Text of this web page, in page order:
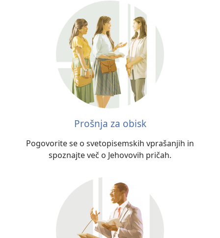
Prošnja za obisk
Pogovorite se o svetopisemskih vprašanjih in
spoznajte več o Jehovovih pričah.